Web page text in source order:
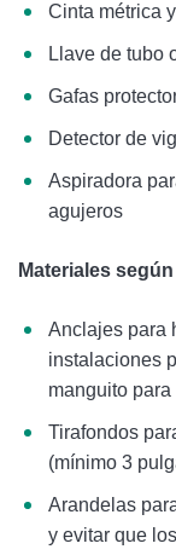
Cinta métrica
Llave de tubo
Gafas
Detector de
Aspiradora
agujeros
Materiales
Anclajes para
instalaciones
manguito
Tirafondos
(mínimo 3
Arandelas
y evitar que